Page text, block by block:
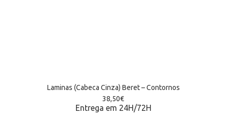
Laminas (Cabeca Cinza) Beret – Contornos
38,50€
Entrega em 24H/72H